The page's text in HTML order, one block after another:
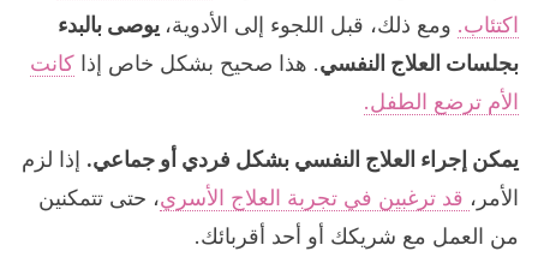
اكتئاب. ومع ذلك، قبل اللجوء إلى الأدوية، يوصى بالبدء
بجلسات العلاج النفسي. هذا صحيح بشكل خاص إذا كانت
الأم ترضع الطفل.
يمكن إجراء العلاج النفسي بشكل فردي أو جماعي. إذا لزم
الأمر، قد ترغبين في تجربة العلاج الأسري، حتى تتمكنين
من العمل مع شريكك أو أحد أقربائك.